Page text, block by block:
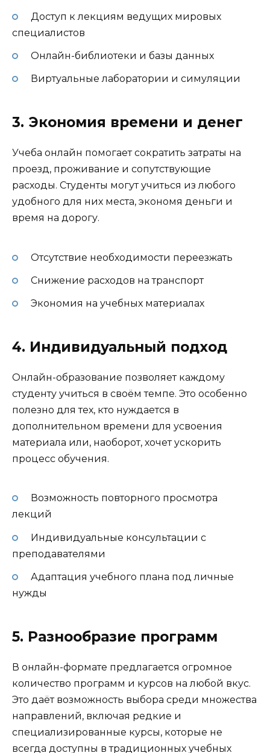
Доступ к лекциям ведущих мировых
специалистов
Онлайн-библиотеки и базы данных
Виртуальные лаборатории и симуляции
3. Экономия времени и денег
Учеба онлайн помогает сократить затраты на
проезд, проживание и сопутствующие
расходы. Студенты могут учиться из любого
удобного для них места, экономя деньги и
время на дорогу.
Отсутствие необходимости переезжать
Снижение расходов на транспорт
Экономия на учебных материалах
4. Индивидуальный подход
Онлайн-образование позволяет каждому
студенту учиться в своём темпе. Это особенно
полезно для тех, кто нуждается в
дополнительном времени для усвоения
материала или, наоборот, хочет ускорить
процесс обучения.
Возможность повторного просмотра
лекций
Индивидуальные консультации с
преподавателями
Адаптация учебного плана под личные
нужды
5. Разнообразие программ
В онлайн-формате предлагается огромное
количество программ и курсов на любой вкус.
Это даёт возможность выбора среди множества
направлений, включая редкие и
специализированные курсы, которые не
всегда доступны в традиционных учебных